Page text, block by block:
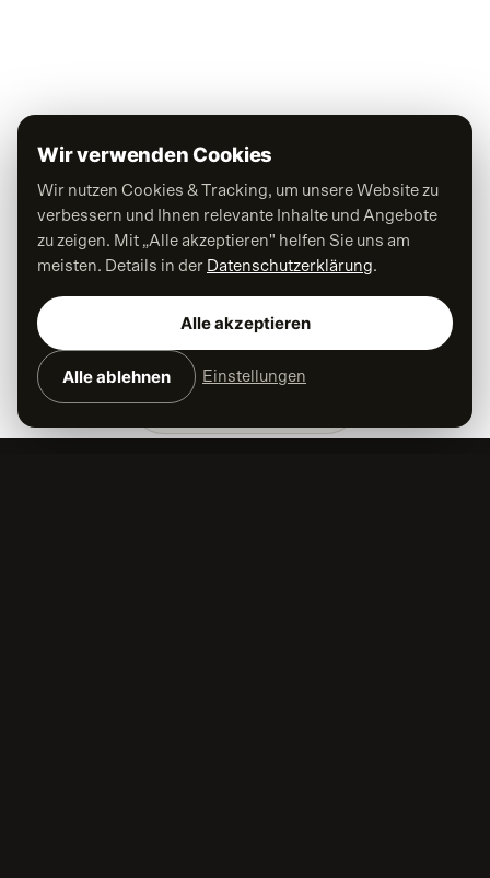
Wir verwenden Cookies
Wir nutzen Cookies & Tracking, um unsere Website zu
verbessern und Ihnen relevante Inhalte und Angebote
zu zeigen. Mit „Alle akzeptieren" helfen Sie uns am
meisten. Details in der Datenschutzerklärung.
Alle akzeptieren
Alle ablehnen Einstellungen
Kontakt aufnehmen